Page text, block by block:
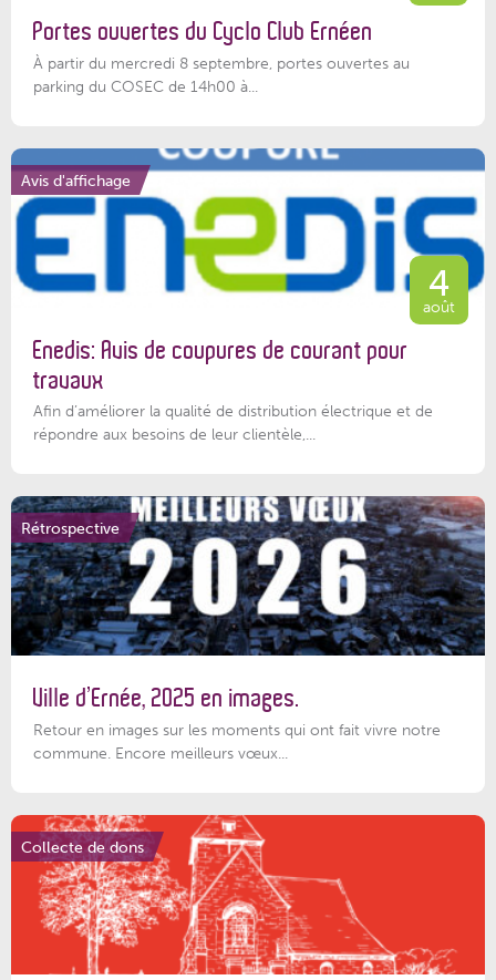
Portes ouvertes du Cyclo Club Ernéen
À partir du mercredi 8 septembre, portes ouvertes au
parking du COSEC de 14h00 à...
Avis d'affichage
4
août
Enedis: Avis de coupures de courant pour
travaux
Afin d’améliorer la qualité de distribution électrique et de
répondre aux besoins de leur clientèle,...
Rétrospective
Ville d’Ernée, 2025 en images.
Retour en images sur les moments qui ont fait vivre notre
commune. Encore meilleurs vœux...
Collecte de dons